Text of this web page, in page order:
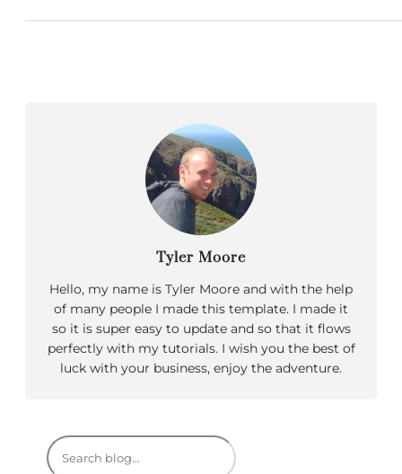
Tyler Moore
Hello, my name is Tyler Moore and with the help
of many people I made this template. I made it
so it is super easy to update and so that it flows
perfectly with my tutorials. I wish you the best of
luck with your business, enjoy the adventure.
R
e